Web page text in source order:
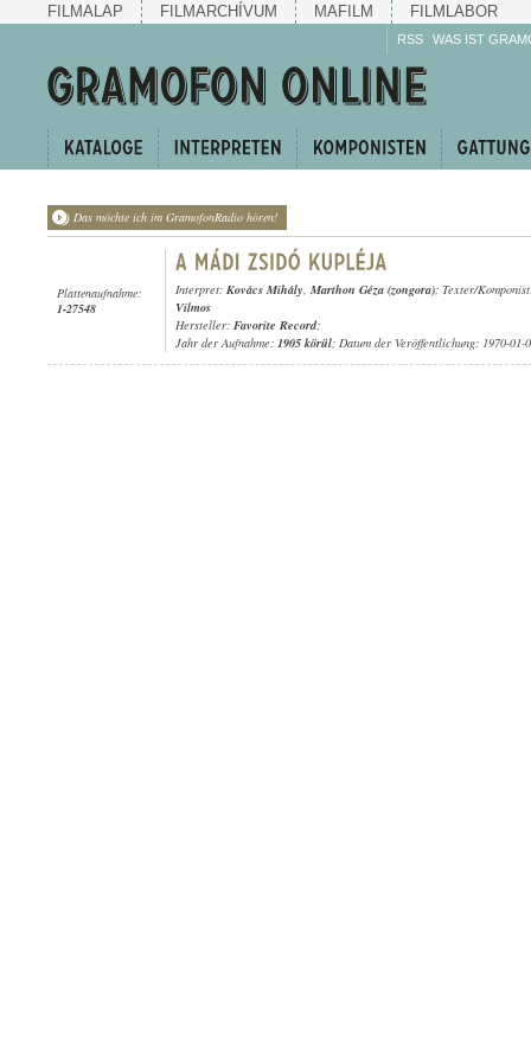
FILMALAP FILMARCHÍVUM MAFILM FILMLABOR
RSS WAS IST
Das möchte ich im GramofonRadio hören!
Plattenaufnahme:
1-27548
Interpret: Kovács Mihály, Marthon Géza (zongora); Texter/
Vilmos
Hersteller: Favorite Record;
Jahr der Aufnahme: 1905 körül; Datum der Veröffentlichung: 1970-01-